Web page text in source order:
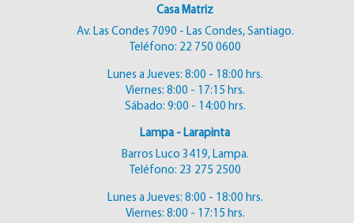
Casa Matriz
Av. Las Condes 7090 - Las Condes, Santiago.
Teléfono: 22 750 0600
Lunes a Jueves: 8:00 - 18:00 hrs.
Viernes: 8:00 - 17:15 hrs.
Sábado: 9:00 - 14:00 hrs.
Lampa - Larapinta
Barros Luco 3419, Lampa.
Teléfono: 23 275 2500
Lunes a Jueves: 8:00 - 18:00 hrs.
Viernes: 8:00 - 17:15 hrs.